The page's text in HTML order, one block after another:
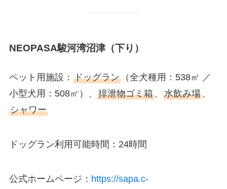
NEOPASA駿河湾沼津（下り）
ペット用施設： ドッグラン（全犬種用：538㎡ ／
小型犬用：508㎡）、 排泄物ゴミ箱、 水飲み場、
シャワー
ドッグラン利用可能時間：24時間
公式ホームページ： https://sapa.c-